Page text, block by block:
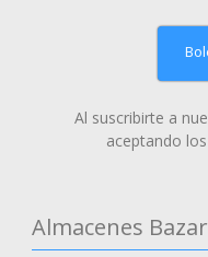
Al suscribirte a
aceptando los
Almacenes